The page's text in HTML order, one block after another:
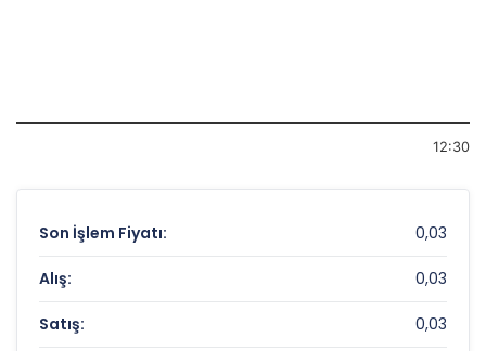
12:30
Son İşlem Fiyatı: 0,03
Alış: 0,03
Satış: 0,03